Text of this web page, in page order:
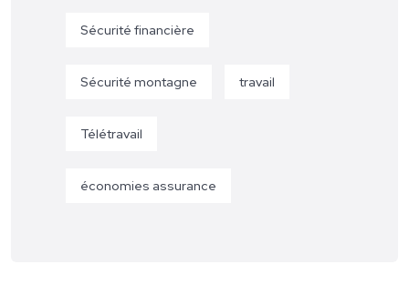
Sécurité financière
Sécurité montagne travail
Télétravail
économies assurance